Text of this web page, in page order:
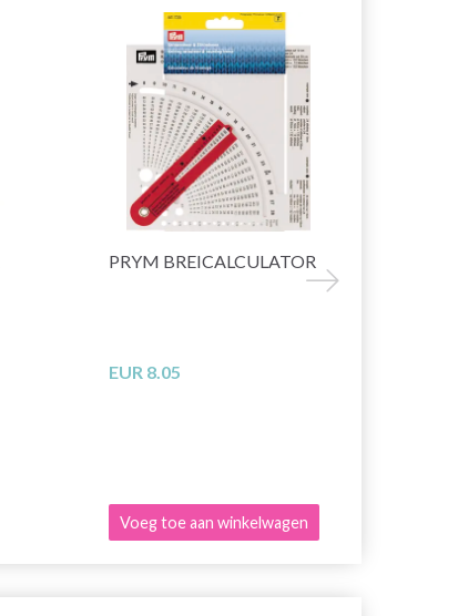
PRYM BREICALCULATOR
EUR 8.05
Voeg toe aan winkelwagen